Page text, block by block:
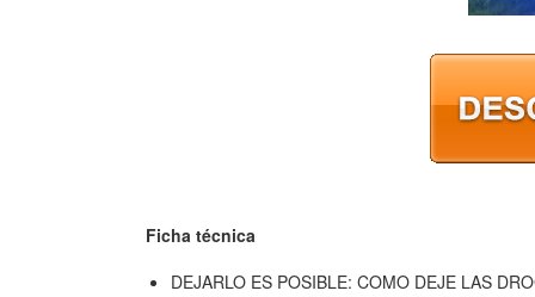
Ficha técnica
DEJARLO ES POSIBLE: COMO DEJE LAS